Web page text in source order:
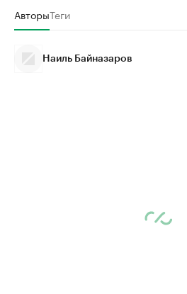
АвторыТеги
Наиль Байназаров